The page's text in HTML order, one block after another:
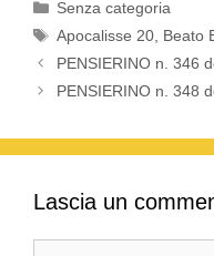
Categorie
Senza categoria
Tag
Apocalisse 20, Beato
PENSIERINO n. 346
PENSIERINO n. 348
Lascia un